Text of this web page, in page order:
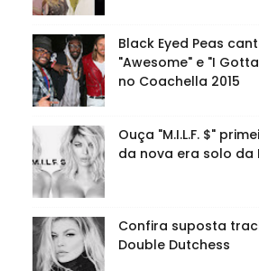
Black Eyed Peas
"Awesome" e "I
no Coachella 2015
Ouça "M.I.L.F. $"
da nova era solo da
Confira suposta
Double Dutchess